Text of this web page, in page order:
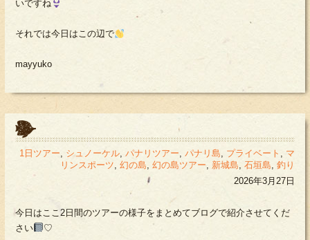
いですね
それでは今日はこの辺で
mayyuko
1日ツアー シュノーケル パナリツアー パナリ島 プライベート
マ
リンスポーツ 幻の島 幻の島ツアー 新城島 石垣島 釣り
2026年3月27日
今日はここ2日間のツアーの様子をまとめてブログで紹介させてくだ
さい
♡